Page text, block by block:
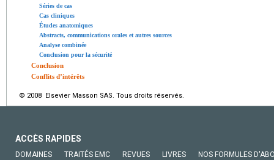
Séries de cas
Cas cliniques
Études anatomiques
Abstracts, communications orales et autres sources
Analyse combinée
Conclusion pour la sécurité
Conclusion
Conflits d’intérêts
© 2008 Elsevier Masson SAS. Tous droits réservés.
ACCÈS RAPIDES
DOMAINES TRAITÉS EMC REVUES LIVRES NOS FORMULES